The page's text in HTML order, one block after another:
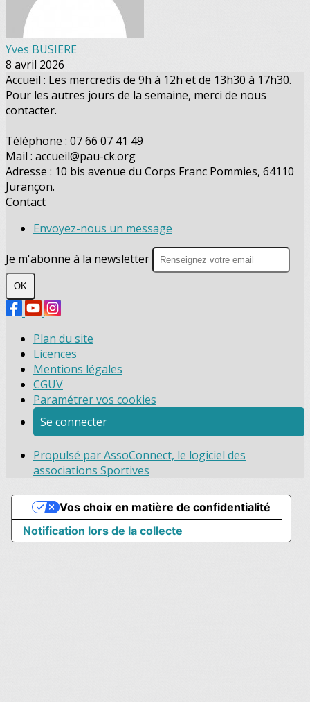
Yves BUSIERE
8 avril 2026
Accueil : Les mercredis de 9h à 12h et de 13h30 à 17h30.
Pour les autres jours de la semaine, merci de nous
contacter.
Téléphone : 07 66 07 41 49
Mail : accueil@pau-ck.org
Adresse : 10 bis avenue du Corps Franc Pommies, 64110
Jurançon.
Contact
Envoyez-nous un message
Je m'abonne à la newsletter
OK
Plan du site
Licences
Mentions légales
CGUV
Paramétrer vos cookies
Se connecter
Propulsé par AssoConnect, le logiciel des
associations Sportives
Notification lors de la collecte
Vos choix en matière de confidentialité